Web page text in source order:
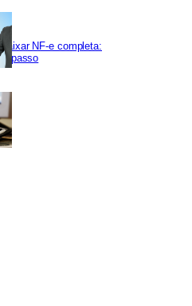
NF-e completa:
passo